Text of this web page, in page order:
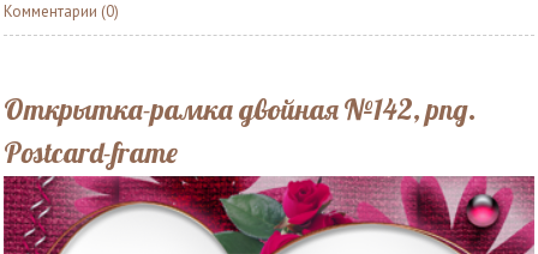
Комментарии (0)
Открытка-рамка двойная №142, png.
Postcard-frame